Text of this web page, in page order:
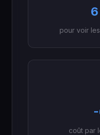
pour voir
coût par